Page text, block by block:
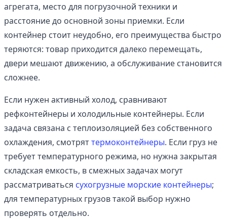
агрегата, место для погрузочной техники и
расстояние до основной зоны приемки. Если
контейнер стоит неудобно, его преимущества быстро
теряются: товар приходится далеко перемещать,
двери мешают движению, а обслуживание становится
сложнее.
Если нужен активный холод, сравнивают
рефконтейнеры и холодильные контейнеры. Если
задача связана с теплоизоляцией без собственного
охлаждения, смотряттермоконтейнеры. Если груз не
требует температурного режима, но нужна закрытая
складская емкость, в смежных задачах могут
рассматриваться сухогрузные морские контейнеры;
для температурных грузов такой выбор нужно
проверять отдельно.